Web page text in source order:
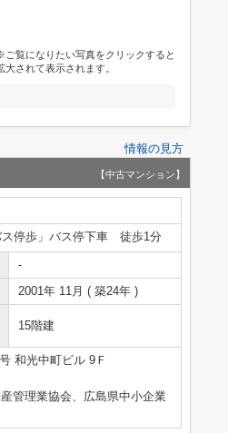
ご覧になりたい写真をクリックすると
大されて表示されます。
情報の見方
【中古マンション】
ス停歩」バス停下車 徒歩1分
-
2001年 11月 ( 築24年 )
15階建
和光中町ビル 9Ｆ
管理業協会、広島県中小企業